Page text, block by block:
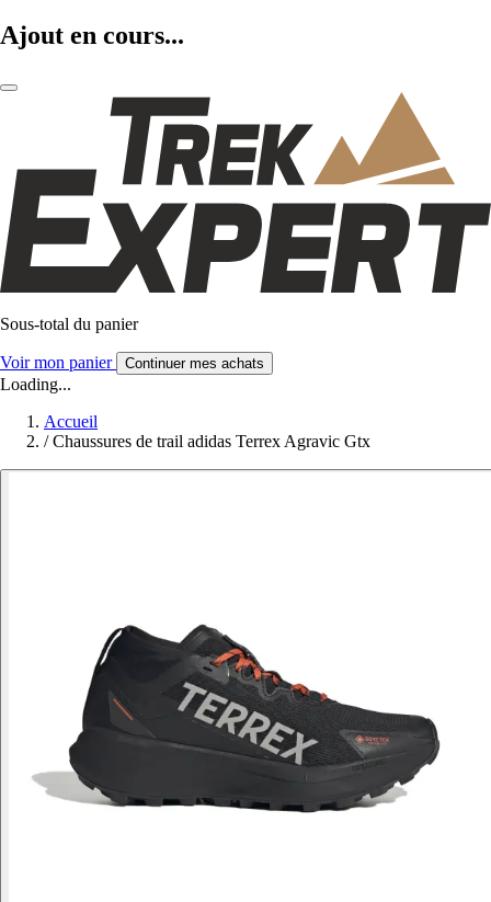
Ajout en cours...
Sous-total du panier
Voir mon panier Continuer mes achats
Loading...
Accueil
/ Chaussures de trail adidas Terrex Agravic Gtx